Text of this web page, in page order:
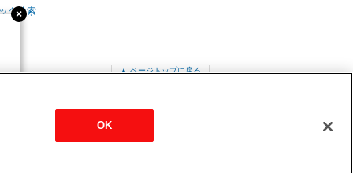
ク検索
▲ ページトップに戻る
RP160KA10
OK